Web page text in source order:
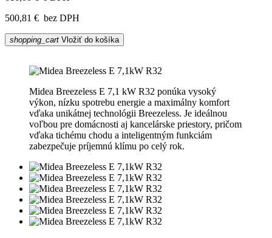
500,81 € bez DPH
shopping_cart Vložiť do košíka
Midea Breezeless E 7,1 kW R32 ponúka vysoký
výkon, nízku spotrebu energie a maximálny komfort
vďaka unikátnej technológii Breezeless. Je ideálnou
voľbou pre domácnosti aj kancelárske priestory, pričom
vďaka tichému chodu a inteligentným funkciám
zabezpečuje príjemnú klímu po celý rok.